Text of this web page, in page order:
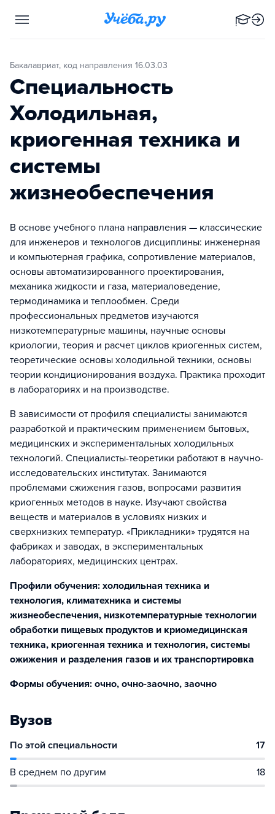
Бакалавриат, код направления 16.03.03
Специальность
Холодильная,
криогенная техника и
системы
жизнеобеспечения
В основе учебного плана направления — классические
для инженеров и технологов дисциплины: инженерная
и компьютерная графика, сопротивление материалов,
основы автоматизированного проектирования,
механика жидкости и газа, материаловедение,
термодинамика и теплообмен. Среди
профессиональных предметов изучаются
низкотемпературные машины, научные основы
криологии, теория и расчет циклов криогенных систем,
теоретические основы холодильной техники, основы
теории кондиционирования воздуха. Практика проходит
в лабораториях и на производстве.
В зависимости от профиля специалисты занимаются
разработкой и практическим применением бытовых,
медицинских и экспериментальных холодильных
технологий. Специалисты-теоретики работают в научно-
исследовательских институтах. Занимаются
проблемами сжижения газов, вопросами развития
криогенных методов в науке. Изучают свойства
веществ и материалов в условиях низких и
сверхнизких температур. «Прикладники» трудятся на
фабриках и заводах, в экспериментальных
лабораториях, медицинских центрах.
Профили обучения: холодильная техника и
технология, климатехника и системы
жизнеобеспечения, низкотемпературные технологии
обработки пищевых продуктов и криомедицинская
техника, криогенная техника и технология, системы
ожижения и разделения газов и их транспортировка
Формы обучения: очно, очно-заочно, заочно
Вузов
По этой специальности 17
В среднем по другим 18